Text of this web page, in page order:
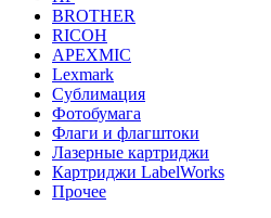
BROTHER
RICOH
APEXMIC
Lexmark
Сублимация
Фотобумага
Флаги и флагштоки
Лазерные картриджи
Картриджи LabelWorks
Прочее